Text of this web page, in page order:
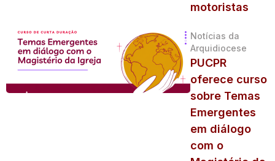
motoristas
Notícias da
Arquidiocese
PUCPR
oferece curso
sobre Temas
Emergentes
em diálogo
com o